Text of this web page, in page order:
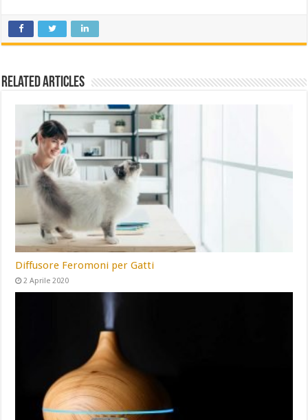
Related Articles
Diffusore Feromoni per Gatti
2 Aprile 2020